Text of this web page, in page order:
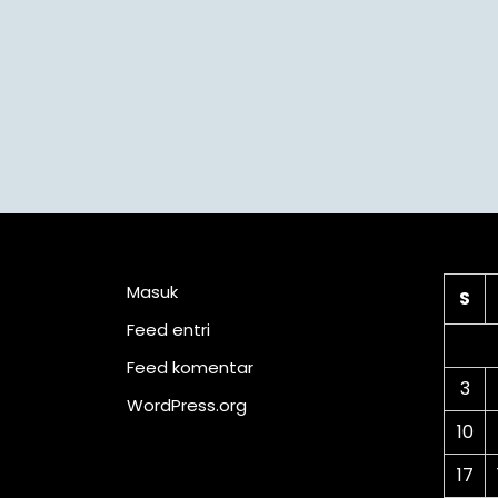
Masuk
Feed entri
Feed komentar
WordPress.org
S
3
10
17